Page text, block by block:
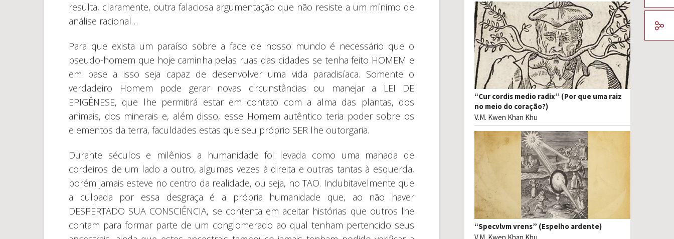
resulta, claramente, outra falaciosa argumentação que não resiste a um mínimo de
análise racional…
Para que exista um paraíso sobre a face de nosso mundo é necessário que o
pseudo-homem que hoje caminha pelas ruas das cidades se tenha feito HOMEM e
em base a isso seja capaz de desenvolver uma vida paradisíaca. Somente o
verdadeiro Homem pode gerar novas circunstâncias ou manejar a LEI DE
EPIGÊNESE, que lhe permitirá estar em contato com a alma das plantas, dos
animais, dos minerais e, além disso, esse Homem autêntico teria poder sobre os
elementos da terra, faculdades estas que seu próprio SER lhe outorgaria.
Durante séculos e milênios a humanidade foi levada como uma manada de
cordeiros de um lado a outro, algumas vezes à direita e outras tantas à esquerda,
porém jamais esteve no centro da realidade, ou seja, no TAO. Indubitavelmente que
a culpada por essa desgraça é a própria humanidade que, ao não haver
DESPERTADO SUA CONSCIÊNCIA, se contenta em aceitar histórias que outros lhe
contam para formar parte de um conglomerado ao qual tenham pertencido seus
“Cur cordis medio radix” (Por que uma raiz
no meio do coração?)
V.M. Kwen Khan Khu
“Specvlvm vrens” (Espelho ardente)